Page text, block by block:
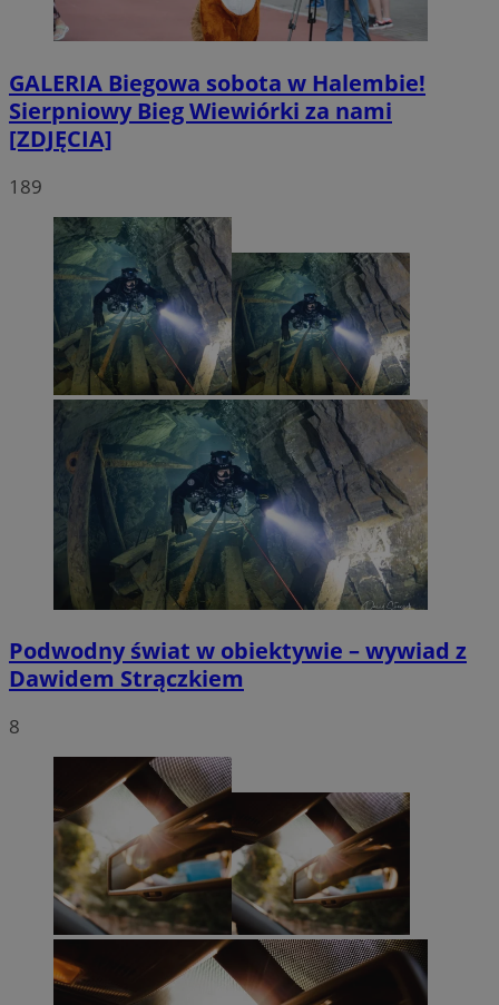
GALERIA Biegowa sobota w Halembie!
Sierpniowy Bieg Wiewiórki za nami
[ZDJĘCIA]
189
Podwodny świat w obiektywie – wywiad z
Dawidem Strączkiem
8